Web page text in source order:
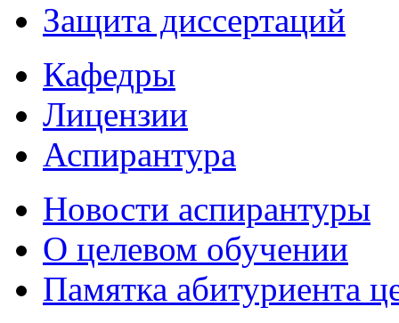
Защита диссертаций
Кафедры
Лицензии
Аспирантура
Новости аспирантуры
О целевом обучении
Памятка абитуриента